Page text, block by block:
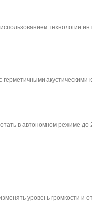
технологии
акустическими
в автономном режиме до
уровень громкости и